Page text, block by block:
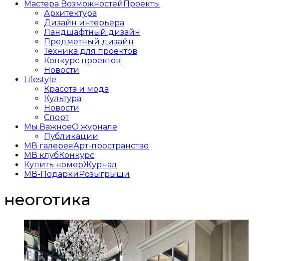
Мастера Возможностей Проекты
Архитектура
Дизайн интерьера
Ландшафтный дизайн
Предметный дизайн
Техника для проектов
Конкурс проектов
Новости
Lifestyle
Красота и мода
Культура
Новости
Спорт
Мы.ВажноеО журнале
Публикации
МВ галереяАрт-пространство
МВ клуб Конкурс
Купить номерЖурнал
МВ-Подарки Розыгрыши
неоготика